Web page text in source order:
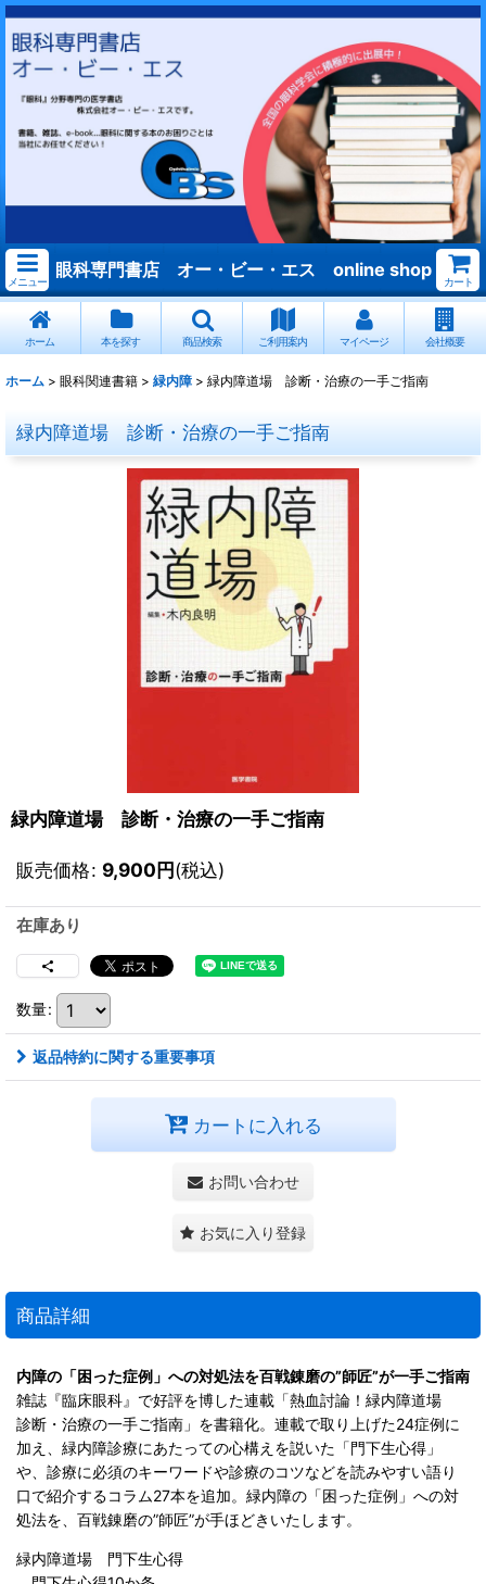
メニュー
眼科専門書店 オー・ビー・エス online shop
カート
ホーム 本を探す 商品検索 ご利用案内 マイページ 会社概要
ホーム > 眼科関連書籍 > 緑内障 > 緑内障道場 診断・治療の一手ご指南
緑内障道場 診断・治療の一手ご指南
緑内障道場 診断・治療の一手ご指南
販売価格: 9,900円(税込)
在庫あり
数量:
返品特約に関する重要事項
カートに入れる
お問い合わせ
お気に入り登録
商品詳細
内障の「困った症例」への対処法を百戦錬磨の”師匠”が一手ご指南
雑誌『臨床眼科』で好評を博した連載「熱血討論！緑内障道場
診断・治療の一手ご指南」を書籍化。連載で取り上げた24症例に
加え、緑内障診療にあたっての心構えを説いた「門下生心得」
や、診療に必須のキーワードや診療のコツなどを読みやすい語り
口で紹介するコラム27本を追加。緑内障の「困った症例」への対
処法を、百戦錬磨の”師匠”が手ほどきいたします。
緑内障道場 門下生心得